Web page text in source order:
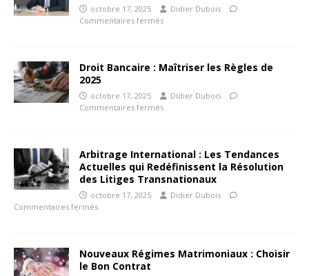
octobre 17, 2025
Didier Dubois
Commentaires fermés
Droit Bancaire : Maîtriser les Règles de
2025
octobre 17, 2025
Didier Dubois
Commentaires fermés
Arbitrage International : Les Tendances
Actuelles qui Redéfinissent la Résolution
des Litiges Transnationaux
octobre 17, 2025
Didier Dubois
Commentaires fermés
Nouveaux Régimes Matrimoniaux : Choisir
le Bon Contrat